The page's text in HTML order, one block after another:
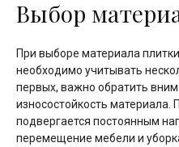
Выбор
При выборе материала
необходимо учитывать
первых, важно обратить
износостойкость материала.
подвергается постоянным
перемещение мебели и